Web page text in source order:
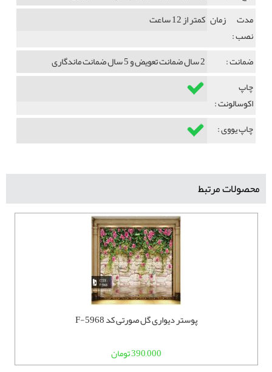
مدت زمان
نصب :
کمتر از 12 ساعت
ضمانت :
2 سال ضمانت تعویض و 5 سال ضمانت ماندگاری
چاپ
اکوسالونت :
چاپ یووی :
محصولات مرتبط
پوستر دیواری گل صورتی کد F-5968
390,000 تومان